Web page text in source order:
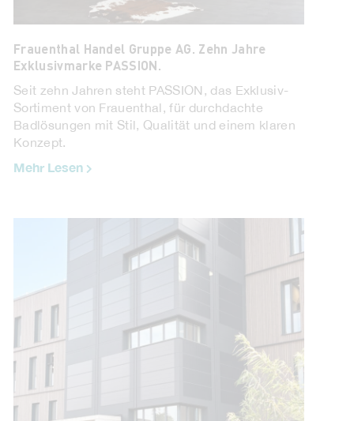
Frauenthal Handel Gruppe AG. Zehn Jahre
Exklusivmarke PASSION.
Seit zehn Jahren steht PASSION, das Exklusiv-
Sortiment von Frauenthal, für durchdachte
Badlösungen mit Stil, Qualität und einem klaren
Konzept.
Mehr Lesen